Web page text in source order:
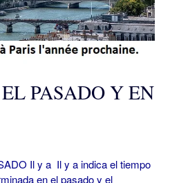
PASADO Y EN
Il y a Il y a indica el tiempo
en el pasado y el